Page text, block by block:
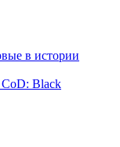
в истории
Black